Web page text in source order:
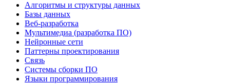
Алгоритмы и структуры данных
Базы данных
Веб-разработка
Мультимедиа (разработка ПО)
Нейронные сети
Паттерны проектирования
Связь
Системы сборки ПО
Языки программирования